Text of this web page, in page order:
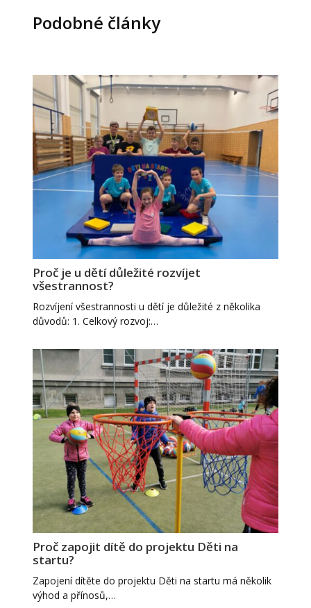
Podobné články
Proč je u dětí důležité rozvíjet
všestrannost?
Rozvíjení všestrannosti u dětí je důležité z několika
důvodů: 1. Celkový rozvoj:…
Proč zapojit dítě do projektu Děti na
startu?
Zapojení dítěte do projektu Děti na startu má několik
výhod a přínosů,…